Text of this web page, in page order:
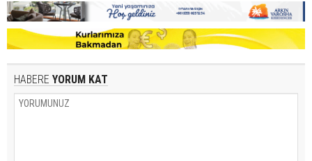
HABERE YORUM KAT